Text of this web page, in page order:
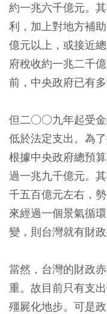
約一兆六千億元。
利，加上對地方補
億元以上，或接近
府稅收約一兆二千
前，中央政府已有
但二○○九年起受金
低於法定支出。為
根據中央政府總預
過一兆九千億元。
千五百億元左右，
來經過一個景氣循
變，則台灣就有財政
當然，台灣的財政
重。故目前只有支
殭屍化地步。可是